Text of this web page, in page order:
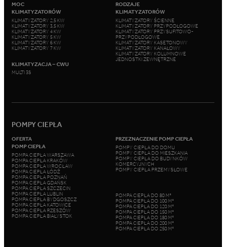
MOC
KLIMATYZATORÓW
KLIMATYZATORY 2,5 KW
KLIMATYZATORY 3,5 KW
KLIMATYZATORY 4 KW
KLIMATYZATORY 5 KW
KLIMATYZATORY 6 KW
KLIMATYZATORY 7 KW
KLIMATYZACJA – CWU
MULTI 3S
RODZAJE
KLIMATYZATORÓW
KLIMATYZATORY ŚCIENNE
KLIMATYZATORY PRZYPODŁOGOWE
KLIMATYZATORY PRZYSUFITOWO-
PRZYPODŁOGOWE
KLIMATYZATORY KASETONOWY
KLIMATYZATORY KANAŁOWY
KLIMATYZATORY KOLUMNOWE
JEDNOSTKI ZEWNĘTRZNE
POMPY CIEPŁA
OFERTA
POMP CIEPŁA
POMPA CIEPŁA WARSZAWA
POMPA CIEPŁA KRAKÓW
POMPA CIEPŁA WROCŁAW
POMPA CIEPŁA ŁÓDŹ
POMPA CIEPŁA POZNAŃ
POMPA CIEPŁA GDAŃSK
POMPA CIEPŁA SZCZECIN
POMPA CIEPŁA LUBLIN
POMPA CIEPŁA BYDGOSZCZ
POMPA CIEPŁA KATOWICE
POMPA CIEPŁA RZESZÓW
POMPA CIEPŁA BIAŁYSTOK
PRZEZNACZENIE POMP CIEPŁA
POMPY CIEPŁA DO DOMU
POMPY CIEPŁA DO MIESZKANIA
POMPY CIEPŁA DO BUDYNKÓW
KOMERCYJNYCH
POMPY CIEPŁA PRZEMYSŁOWE
POMPA CIEPŁA DO 80 M²
POMPA CIEPŁA DO 100 M²
POMPA CIEPŁA DO 120 M²
POMPA CIEPŁA DO 150 M²
POMPA CIEPŁA DO 180 M²
POMPA CIEPŁA DO 200 M²
POMPA CIEPŁA DO 250 M²